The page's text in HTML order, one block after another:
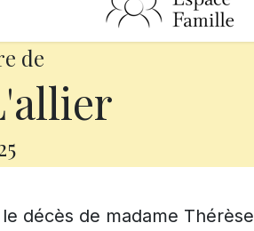
de
décès de madame Thérèse